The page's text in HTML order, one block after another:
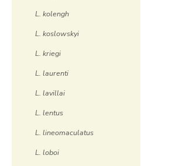
L. kolengh
L. koslowskyi
L. kriegi
L. laurenti
L. lavillai
L. lentus
L. lineomaculatus
L. loboi